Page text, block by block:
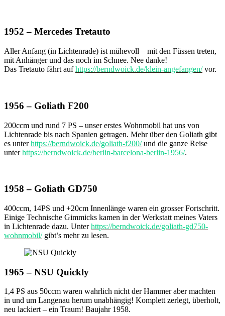
1952 – Mercedes Tretauto
Aller Anfang (in Lichtenrade) ist mühevoll – mit den Füssen treten,
mit Anhänger und das noch im Schnee. Nee danke!
Das Tretauto fährt aufhttps://berndwoick.de/klein-angefangen/ vor.
1956 – Goliath F200
200ccm und rund 7 PS – unser erstes Wohnmobil hat uns von
Lichtenrade bis nach Spanien getragen. Mehr über den Goliath gibt
es unterhttps://berndwoick.de/goliath-f200/und die ganze Reise
unterhttps://berndwoick.de/berlin-barcelona-berlin-1956/.
1958 – Goliath GD750
400ccm, 14PS und +20cm Innenlänge waren ein grosser Fortschritt.
Einige Technische Gimmicks kamen in der Werkstatt meines Vaters
in Lichtenrade dazu. Unterhttps://berndwoick.de/goliath-gd750-
wohnmobil/gibt’s mehr zu lesen.
1965 – NSU Quickly
1,4 PS aus 50ccm waren wahrlich nicht der Hammer aber machten
in und um Langenau herum unabhängig! Komplett zerlegt, überholt,
neu lackiert – ein Traum! Baujahr 1958.